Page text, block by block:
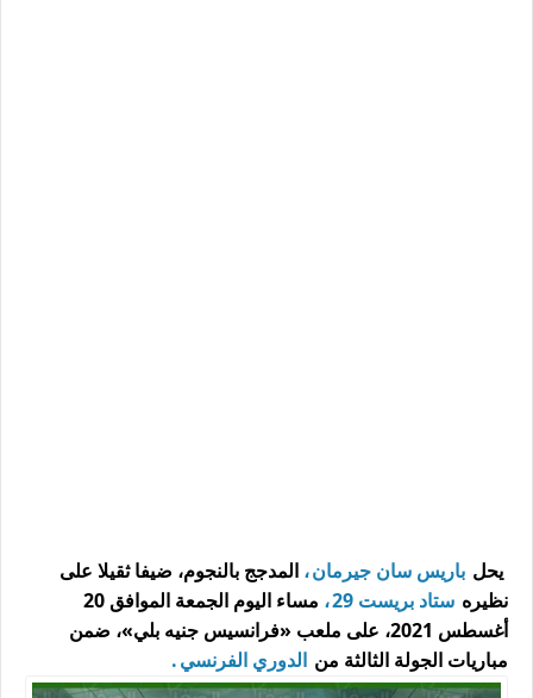
يحل باريس سان جيرمان، المدجج بالنجوم، ضيفا ثقيلا على
نظيره ستاد بريست 29 ،
مساء اليوم الجمعة الموافق 20
أغسطس 2021، على ملعب «فرانسيس جنيه بلي»، ضمن
مباريات الجولة الثالثة من الدوري الفرنسي.